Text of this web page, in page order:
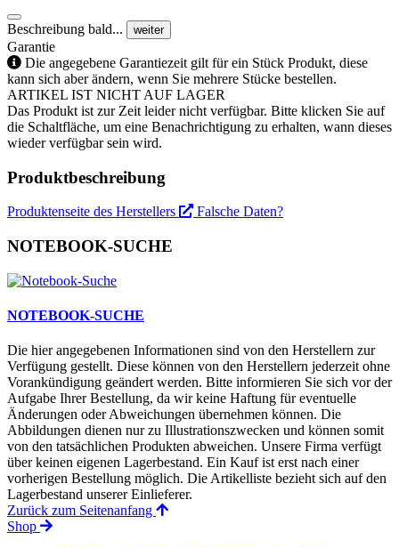
Beschreibung bald... weiter
Garantie
Die angegebene Garantiezeit gilt für ein Stück Produkt, diese
kann sich aber ändern, wenn Sie mehrere Stücke bestellen.
ARTIKEL IST NICHT AUF LAGER
Das Produkt ist zur Zeit leider nicht verfügbar. Bitte klicken Sie auf
die Schaltfläche, um eine Benachrichtigung zu erhalten, wann dieses
wieder verfügbar sein wird.
Produktbeschreibung
Produktenseite des Herstellers Falsche Daten?
NOTEBOOK-SUCHE
NOTEBOOK-SUCHE
Die hier angegebenen Informationen sind von den Herstellern zur
Verfügung gestellt. Diese können von den Herstellern jederzeit ohne
Vorankündigung geändert werden. Bitte informieren Sie sich vor der
Aufgabe Ihrer Bestellung, da wir keine Haftung für eventuelle
Änderungen oder Abweichungen übernehmen können. Die
Abbildungen dienen nur zu Illustrationszwecken und können somit
von den tatsächlichen Produkten abweichen. Unsere Firma verfügt
über keinen eigenen Lagerbestand. Ein Kauf ist erst nach einer
vorherigen Bestellung möglich. Die Artikelliste bezieht sich auf den
Lagerbestand unserer Einlieferer.
Zurück zum Seitenanfang
Shop